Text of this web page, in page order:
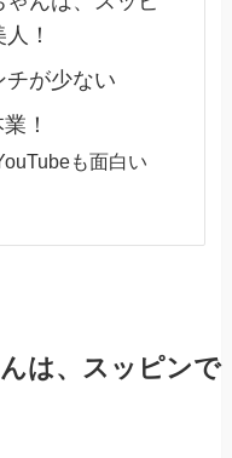
！
チが少ない
！
も面白い
は、スッピンで